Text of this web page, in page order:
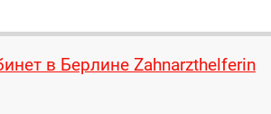
в Берлине Zahnarzthelferin